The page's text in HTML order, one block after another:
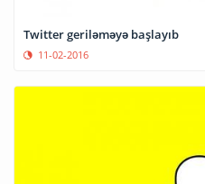
Twitter geriləməyə başlayıb
11-02-2016